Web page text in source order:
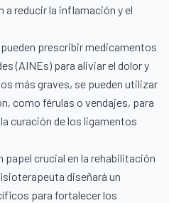
a reducir la inflamación y el
prescribir medicamentos
(AINEs) para aliviar el dolor y
más graves, se pueden utilizar
como férulas o vendajes, para
curación de los ligamentos
crucial en la rehabilitación
diseñará un
para fortalecer los